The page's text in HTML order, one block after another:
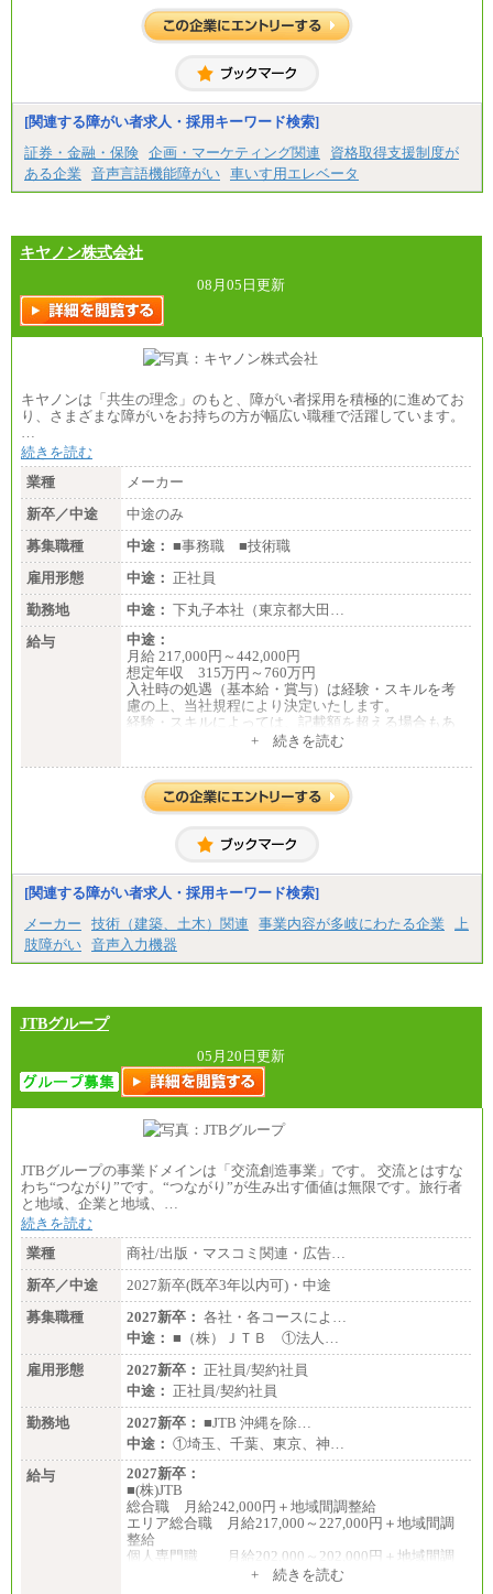
[関連する障がい者求人・採用キーワード検索]
証券・金融・保険 企画・マーケティング関連
資格取得支援制度が
ある企業
音声言語機能障がい 車いす用エレベータ
キヤノン株式会社
08月05日更新
キヤノンは「共生の理念」のもと、障がい者採用を積極的に進めてお
り、さまざまな障がいをお持ちの方が幅広い職種で活躍しています。
…
続きを読む
業種
メーカー
新卒／中途
中途のみ
募集職種
中途： ■事務職 ■技術職
雇用形態
中途： 正社員
勤務地
中途： 下丸子本社（東京都大田…
給与
中途：
月給 217,000円～442,000円
想定年収 315万円～760万円
入社時の処遇（基本給・賞与）は経験・スキルを考
慮の上、当社規程により決定いたします。
経験・スキルによっては、記載額を超える場合もあ
+ 続きを読む
[関連する障がい者求人・採用キーワード検索]
メーカー
技術（建築、土木）関連 事業内容が多岐にわたる企業
上
肢障がい 音声入力機器
JTBグループ
05月20日更新
JTBグループの事業ドメインは「交流創造事業」です。 交流とはすな
わち“つながり”です。“つながり”が生み出す価値は無限です。旅行者
と地域、企業と地域、…
続きを読む
業種
商社/出版・マスコミ関連・広告…
新卒／中途
2027新卒(既卒3年以内可)・中途
募集職種
2027新卒： 各社・各コースによ…
中途： ■（株）ＪＴＢ ①法人…
雇用形態
2027新卒： 正社員/契約社員
中途： 正社員/契約社員
勤務地
2027新卒： ■JTB 沖縄を除…
中途： ①埼玉、千葉、東京、神…
給与
2027新卒：
■(株)JTB
総合職 月給242,000円＋地域間調整給
エリア総合職 月給217,000～227,000円＋地域間調
整給
個人専門職 月給202,000～202,000円＋地域間調
+ 続きを読む